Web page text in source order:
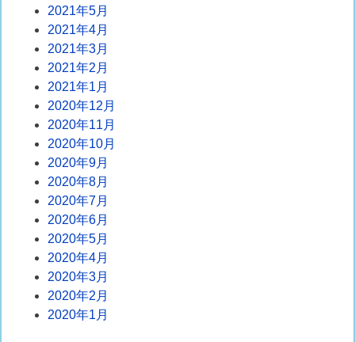
2021年5月
2021年4月
2021年3月
2021年2月
2021年1月
2020年12月
2020年11月
2020年10月
2020年9月
2020年8月
2020年7月
2020年6月
2020年5月
2020年4月
2020年3月
2020年2月
2020年1月